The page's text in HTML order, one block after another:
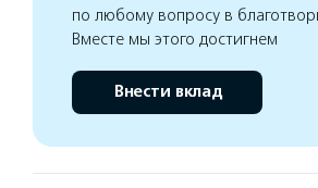
по любому вопросу в
Вместе мы этого достигнем
Внести вклад